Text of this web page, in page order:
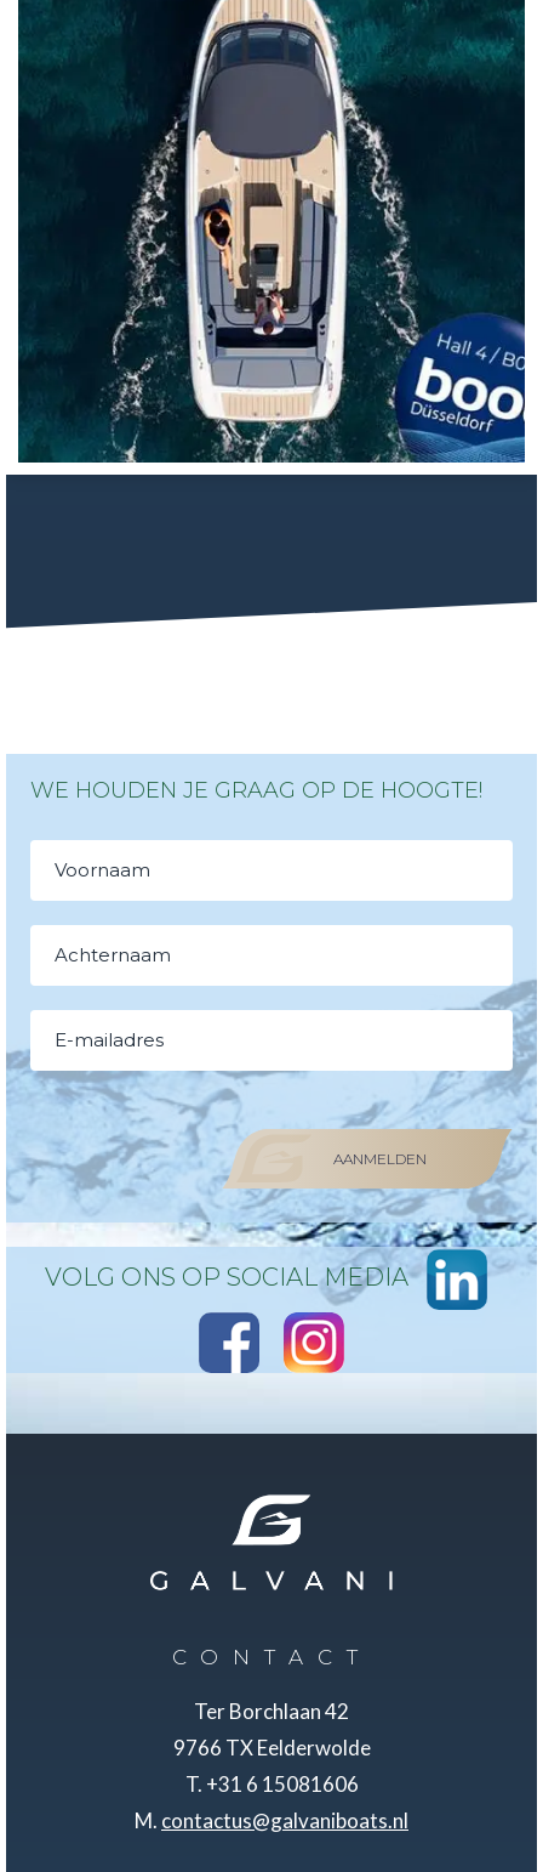
WE HOUDEN JE GRAAG OP DE HOOGTE!
AANMELDEN
VOLG ONS OP SOCIAL MEDIA
CONTACT
Ter Borchlaan 42
9766 TX Eelderwolde
T. +31 6 15081606
M. contactus@galvaniboats.nl